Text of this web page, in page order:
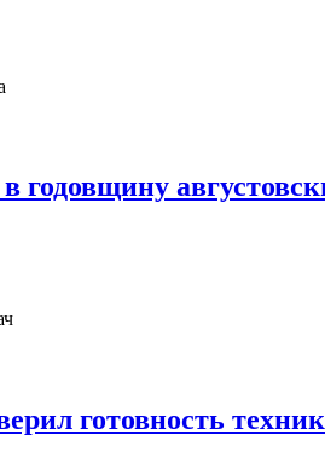
готовность